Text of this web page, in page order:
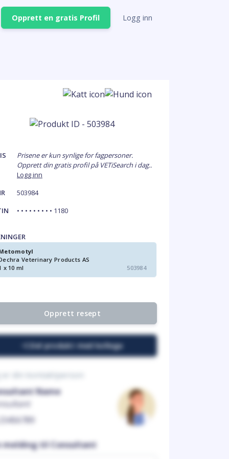
Opprett en gratis Profil Logg inn
Prisene er kun synlige for fagpersoner.
Opprett din gratis profil på VETiSearch i dag..
Logg inn
503984
• • • • • • • • • 1180
Veterinary Products AS
x 10 ml
503984
Opprett resept
Del produkt med kollega
er din kontaktperson
Name
melding til Consultant